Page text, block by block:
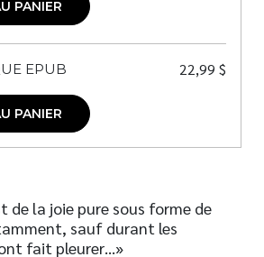
PANIER
EPUB 22,99 $
PANIER
de la joie pure sous forme de
sauf durant les
fait pleurer…»